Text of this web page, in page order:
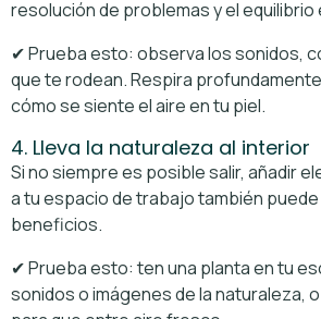
resolución de problemas y el equilibrio
✔ Prueba esto: observa los sonidos,
que te rodean. Respira
cómo se siente el aire en tu piel.
4. Lleva la naturaleza al interior
Si no siempre es posible salir, añadir
a tu espacio de trabajo también
beneficios.
✔ Prueba esto: ten una planta en tu
sonidos o imágenes de la naturaleza,